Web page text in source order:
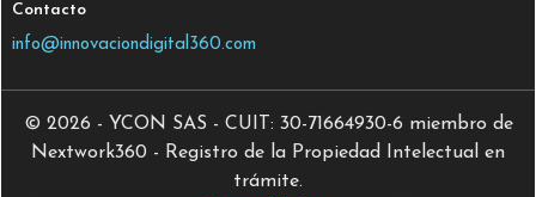
Contacto
info@innovaciondigital360.com
© 2026 - YCON SAS - CUIT: 30-71664930-6 miembro de
Nextwork360 - Registro de la Propiedad Intelectual en
trámite.